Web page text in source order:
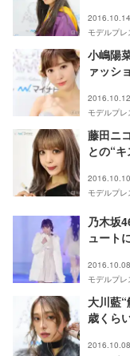
モデルプレ
小嶋陽
ァッシ
モデルプレ
藤田ニ
との“
モデルプレ
乃木坂
ュート
モデルプレ
大川藍
歳くら